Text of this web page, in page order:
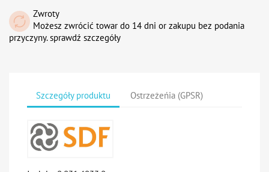
Zwroty
Możesz zwrócić towar do 14 dni or zakupu bez podania
przyczyny. sprawdź szczegóły
Szczegóły produktu Ostrzeżeńia (GPSR)